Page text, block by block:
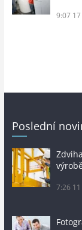
9:07
Poslední
7:26